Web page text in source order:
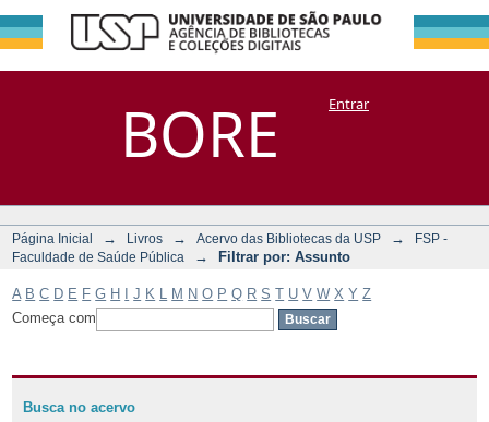
BORE
Filtrar por:
Assunto
DSpace/Manakin + CoriscoEntrar
Página Inicial → Livros → Acervo das Bibliotecas da USP →
FSP -
Faculdade de Saúde Pública
→ Filtrar por: Assunto
A B C D E F G H J K M N O P Q R S T U V W X Y Z
Começa com
Busca no acervo